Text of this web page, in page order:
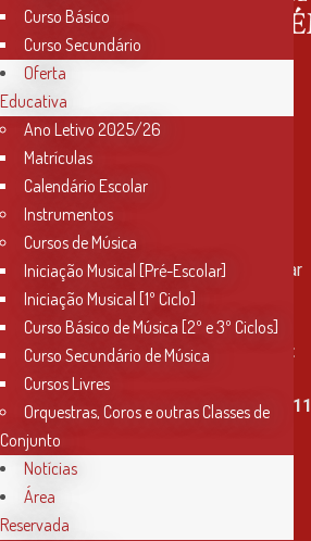
Contactos
Rua Miguel Bombarda, nº 4, 1º andar
2000-080 Santarém
info@conservatoriosantarem.pt
T. (+351) 915 335 478 / 913 890 411
Horário Secretaria
2ª, 3ª, 5ª e 6ª feira
das 9h às 17h30
Curso Básico
Curso Secundário
Oferta
Educativa
Ano Letivo 2025/26
Matrículas
Calendário Escolar
Instrumentos
Cursos de Música
Iniciação Musical [Pré-Escolar]
Iniciação Musical [1º Ciclo]
Curso Básico de Música [2º e 3º Ciclos]
Curso Secundário de Música
Cursos Livres
Orquestras, Coros e outras Classes de
Conjunto
Notícias
Área
Reservada